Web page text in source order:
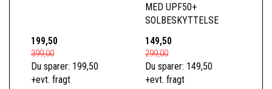
199,50
399,00
Du sparer: 199,50
+evt. fragt
MED UPF50+
SOLBESKYTTELSE
149,50
299,00
Du sparer: 149,50
+evt. fragt